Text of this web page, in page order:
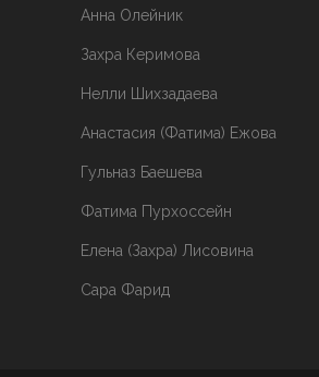
Анна Олейник
Захра Керимова
Нелли Шихзадаева
Анастасия (Фатима) Ежова
Гульназ Баешева
Фатима Пурхоссейн
Елена (Захра) Лисовина
Сара Фарид